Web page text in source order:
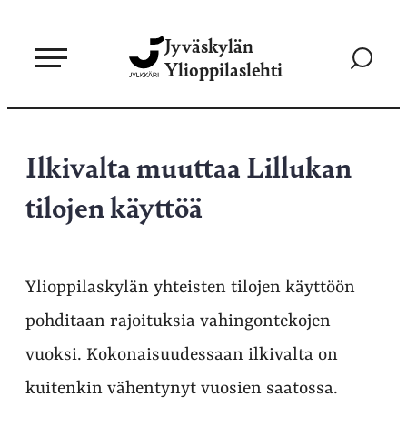
sisältöön
Jyväskylän
Ylioppilaslehti
Siirry
Ilkivalta muuttaa Lillukan
tilojen käyttöä
Ylioppilaskylän yhteisten tilojen käyttöön
pohditaan rajoituksia vahingontekojen
vuoksi. Kokonaisuudessaan ilkivalta on
kuitenkin vähentynyt vuosien saatossa.